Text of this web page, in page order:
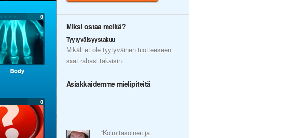
Miksi ostaa meiltä?
Tyytyväisyystakuu
Mikäli et ole tyytyväinen tuotteeseen
saat rahasi takaisin.
Asiakkaidemme mielipiteitä
“Kolmitasoinen ja